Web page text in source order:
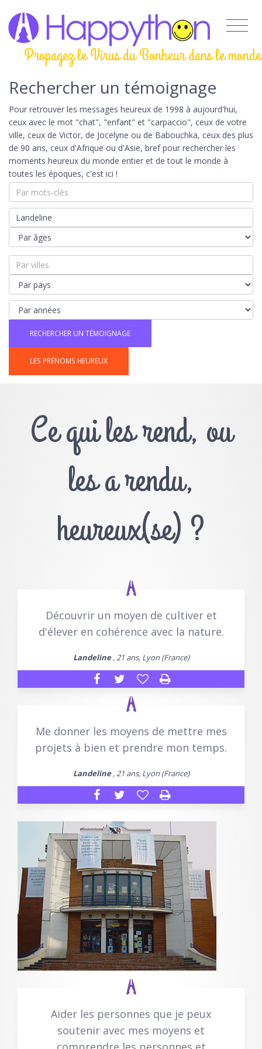
Propagez le Virus du Bonheur dans le monde
Rechercher un témoignage
Pour retrouver les messages heureux de 1998 à aujourd'hui,
ceux avec le mot "chat", "enfant" et "carpaccio", ceux de votre
ville, ceux de Victor, de Jocelyne ou de Babouchka, ceux des plus
de 90 ans, ceux d'Afrique ou d'Asie, bref pour rechercher les
moments heureux du monde entier et de tout le monde à
toutes les époques, c'est ici !
LES PRÉNOMS HEUREUX
Ce qui les rend, ou
les a rendu,
heureux(se) ?
Découvrir un moyen de cultiver et
d'élever en cohérence avec la nature.
Landeline, 21 ans, Lyon (France)
Me donner les moyens de mettre mes
projets à bien et prendre mon temps.
Landeline, 21 ans, Lyon (France)
Aider les personnes que je peux
soutenir avec mes moyens et